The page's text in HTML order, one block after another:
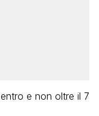
e non oltre il 7